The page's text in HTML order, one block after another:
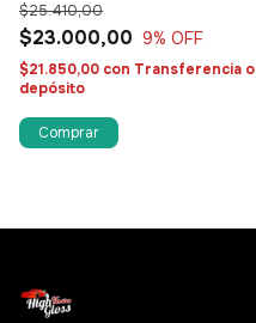
$23.000,00
$25.410,00
9% OFF
$21.850,00 con Transferencia o
depósito